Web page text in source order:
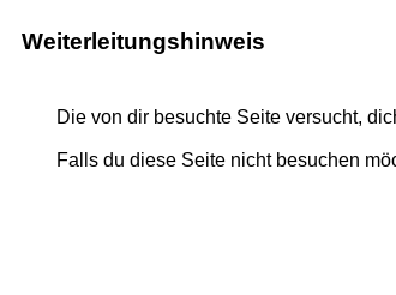
Weiterleitungshinweis
Die von dir besuchte Seite versucht,
Falls du diese Seite nicht besuchen